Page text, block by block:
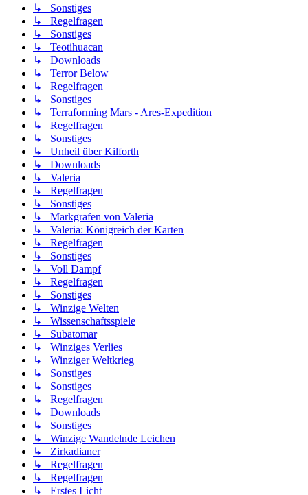
↳ Sonstiges
↳ Regelfragen
↳ Sonstiges
↳ Teotihuacan
↳ Downloads
↳ Terror Below
↳ Regelfragen
↳ Sonstiges
↳ Terraforming Mars - Ares-Expedition
↳ Regelfragen
↳ Sonstiges
↳ Unheil über Kilforth
↳ Downloads
↳ Valeria
↳ Regelfragen
↳ Sonstiges
↳ Markgrafen von Valeria
↳ Valeria: Königreich der Karten
↳ Regelfragen
↳ Sonstiges
↳ Voll Dampf
↳ Regelfragen
↳ Sonstiges
↳ Winzige Welten
↳ Wissenschaftsspiele
↳ Subatomar
↳ Winziges Verlies
↳ Winziger Weltkrieg
↳ Sonstiges
↳ Sonstiges
↳ Regelfragen
↳ Downloads
↳ Sonstiges
↳ Winzige Wandelnde Leichen
↳ Zirkadianer
↳ Regelfragen
↳ Regelfragen
↳ Erstes Licht